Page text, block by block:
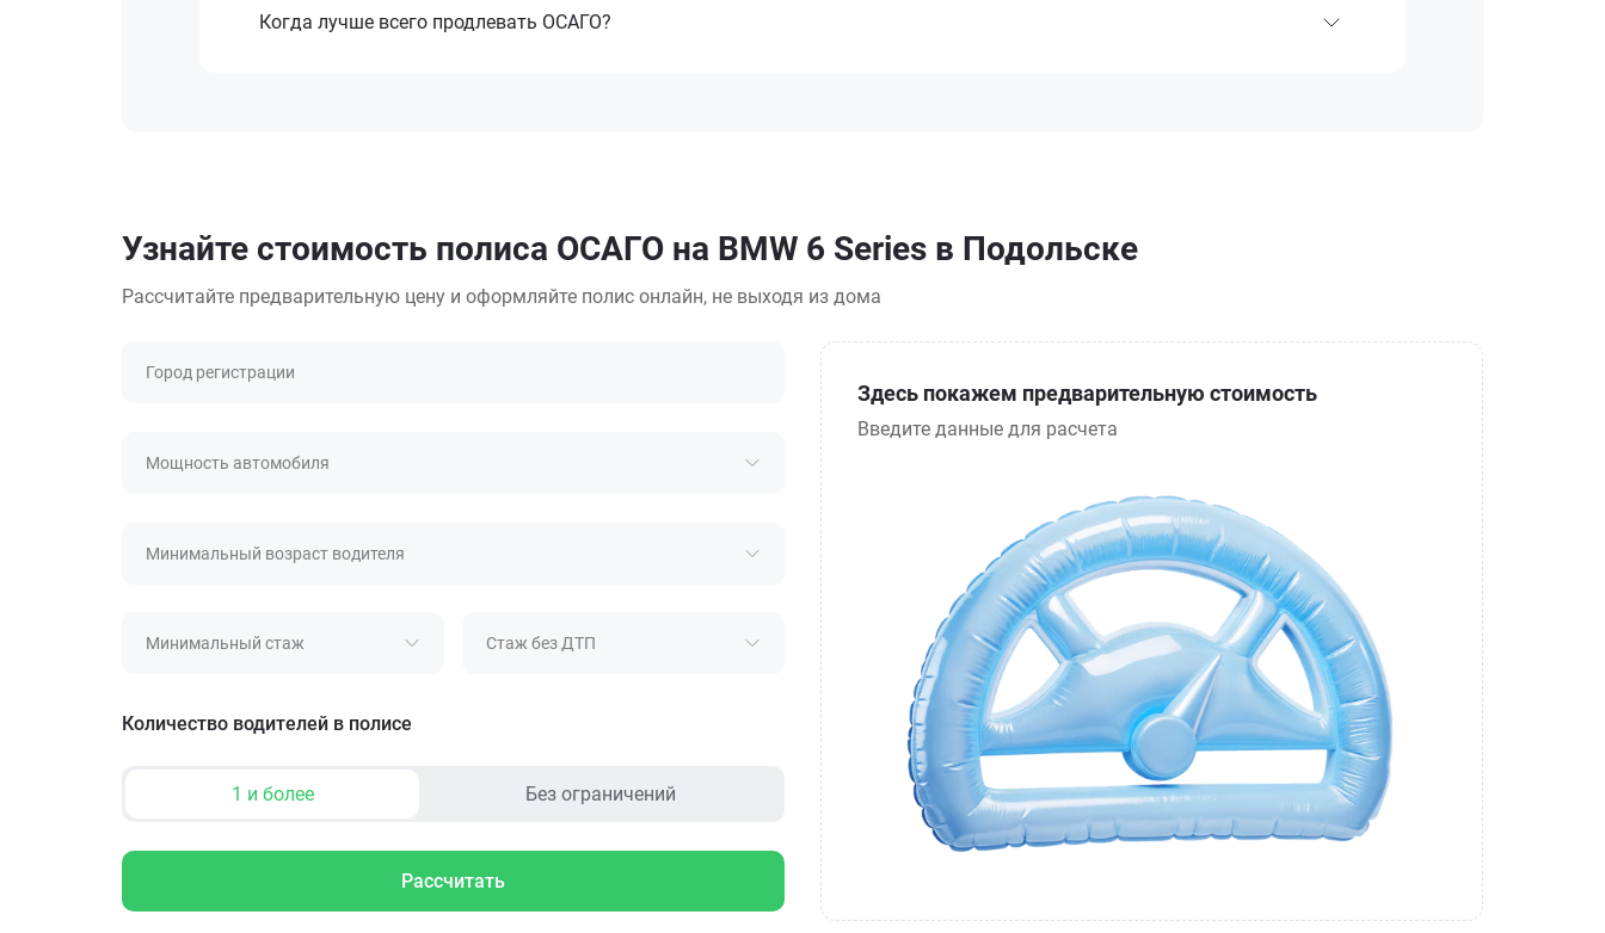
Когда лучше всего продлевать ОСАГО?
Узнайте стоимость полиса ОСАГО на BMW 6 Series в Подольске
Рассчитайте предварительную цену и оформляйте полис онлайн, не выходя из дома
Город регистрации
Мощность автомобиля
Минимальный возраст водителя
Минимальный стаж Стаж без ДТП
Количество водителей в полисе
1 и более Без ограничений
Рассчитать
Здесь покажем предварительную стоимость
Введите данные для расчета